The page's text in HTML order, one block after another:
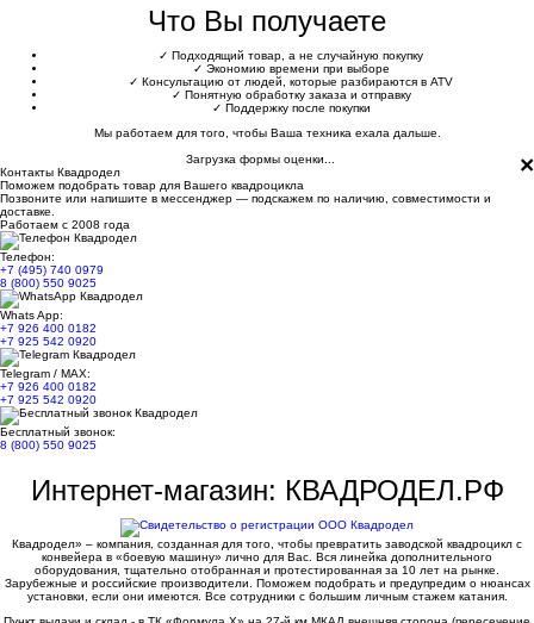
Что Вы получаете
✓ Подходящий товар, а не случайную покупку
✓ Экономию времени при выборе
✓ Консультацию от людей, которые разбираются в ATV
✓ Понятную обработку заказа и отправку
✓ Поддержку после покупки
Мы работаем для того, чтобы Ваша техника ехала дальше.
×
Загрузка формы оценки...
Контакты Квадродел
Поможем подобрать товар для Вашего квадроцикла
Позвоните или напишите в мессенджер — подскажем по наличию, совместимости и
доставке.
Работаем с 2008 года
Телефон:
+7 (495) 740 0979
8 (800) 550 9025
Whats App:
+7 926 400 0182
+7 925 542 0920
Telegram / MAX:
+7 926 400 0182
+7 925 542 0920
Бесплатный звонок:
8 (800) 550 9025
Интернет-магазин: КВАДРОДЕЛ.РФ
Квадродел» – компания, созданная для того, чтобы превратить заводской квадроцикл с
конвейера в «боевую машину» лично для Вас. Вся линейка дополнительного
оборудования, тщательно отобранная и протестированная за 10 лет на рынке.
Зарубежные и российские производители. Поможем подобрать и предупредим о нюансах
установки, если они имеются. Все сотрудники с большим личным стажем катания.